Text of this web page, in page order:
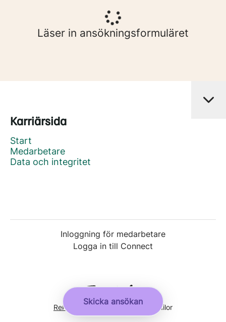
Skicka ansökan
Läser in ansökningsformuläret
Karriärsida
Start
Medarbetare
Data och integritet
Inloggning för medarbetare
Logga in till Connect
Rekryteringsverktygfrån Teamtailor